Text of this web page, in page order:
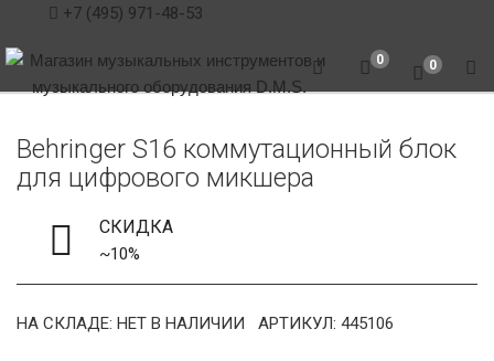
+7 (495) 971-48-53
0 0
Behringer S16 коммутационный блок
для цифрового микшера
СКИДКА
~10%
НА СКЛАДЕ: НЕТ В НАЛИЧИИ АРТИКУЛ: 445106